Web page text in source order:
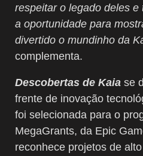
respeitar o legado deles
a oportunidade para
divertido o mundinho da
complementa.
Descobertas de Kaia se
frente de inovação
foi selecionada para o
MegaGrants, da Epic
reconhece projetos de